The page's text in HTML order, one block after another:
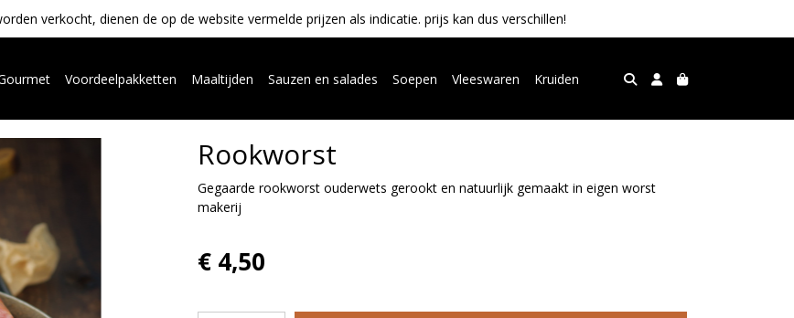
verkocht, dienen de op de website vermelde prijzen als indicatie. prijs kan dus verschillen!
Voordeelpakketten Maaltijden Sauzen en salades Soepen Vleeswaren Kruiden
Rookworst
Gegaarde rookworst ouderwets gerookt en natuurlijk gemaakt in eigen worst
makerij
€ 4,50